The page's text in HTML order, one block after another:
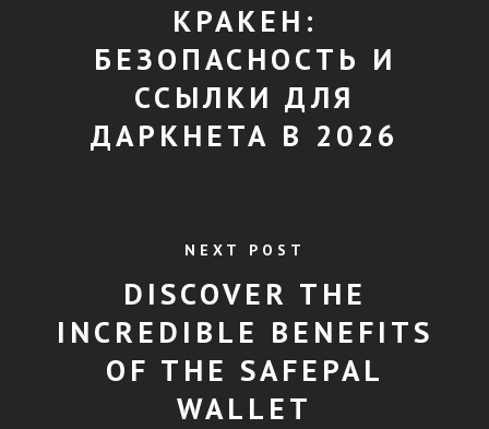
КРАКЕН:
БЕЗОПАСНОСТЬ И
ССЫЛКИ ДЛЯ
ДАРКНЕТА В 2026
NEXT POST
DISCOVER THE
INCREDIBLE BENEFITS
OF THE SAFEPAL
WALLET